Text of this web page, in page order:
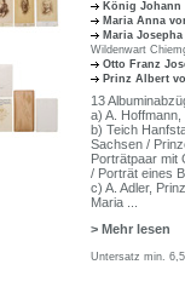
König
Maria Anna
Maria
Wildenwart
Otto Franz
Prinz Albert
13
a) A.
b) Teich
Sachsen /
Porträtpaar mit
/ Porträt eines
c) A. Adler,
Maria
> Mehr lesen
Untersatz min.